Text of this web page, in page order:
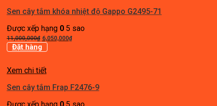
Sen cây tắm khóa nhiệt độ Gappo G2495-71
Được xếp hạng 05 sao
11,000,000₫ Giá
gốc
11,000,000₫.
6,050,000₫Giá
Đặt hàng
Xem chi tiết
Sen cây tắm Frap F2476-9